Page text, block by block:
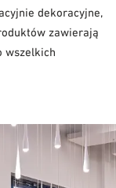
dekoracyjne,
zawierają
wszelkich